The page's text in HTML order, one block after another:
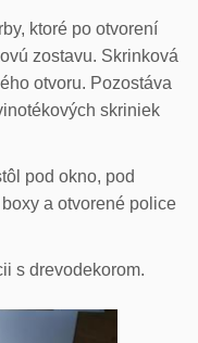
ktoré po otvorení
zostavu. Skrinková
otvoru. Pozostáva
skriniek
pod okno, pod
a otvorené police
s drevodekorom.